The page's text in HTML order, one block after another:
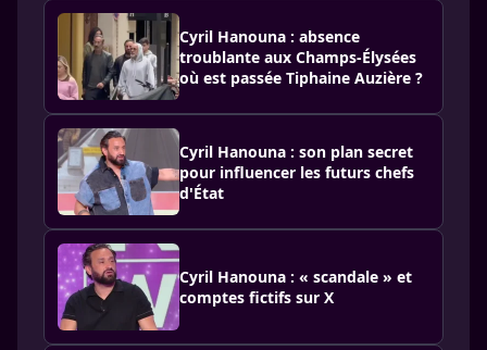
Cyril Hanouna : absence
troublante aux Champs-Élysées
où est passée Tiphaine Auzière ?
Cyril Hanouna : son plan secret
pour influencer les futurs chefs
d'État
Cyril Hanouna : « scandale » et
comptes fictifs sur X